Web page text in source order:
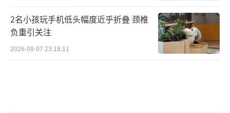
2名小孩玩手机低头幅度近乎折叠 颈椎
负重引关注
2026-08-07 23:18:11